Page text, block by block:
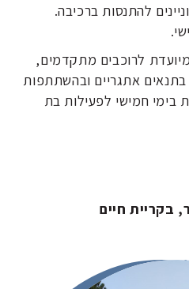
להתנסות ברכיבה.
מיועדת לרוכבים מתקדמים,
בתנאים אתגריים ובהשתתפות
בימי חמישי לפעילות בת
בקריית חיים